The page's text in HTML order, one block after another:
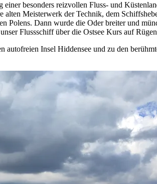
einer besonders reizvollen Fluss- und
alten Meisterwerk der Technik, dem
Polens. Dann wurde die Oder breiter und
Flussschiff über die Ostsee Kurs auf
Insel Hiddensee und zu den